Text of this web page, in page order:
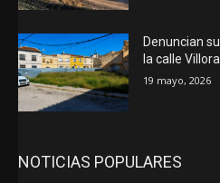
Denuncian
la calle
19 mayo, 2026
NOTICIAS POPULARES